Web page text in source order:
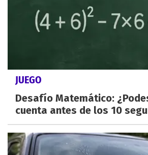
JUEGO
Desafío Matemático:
cuenta antes de los 10